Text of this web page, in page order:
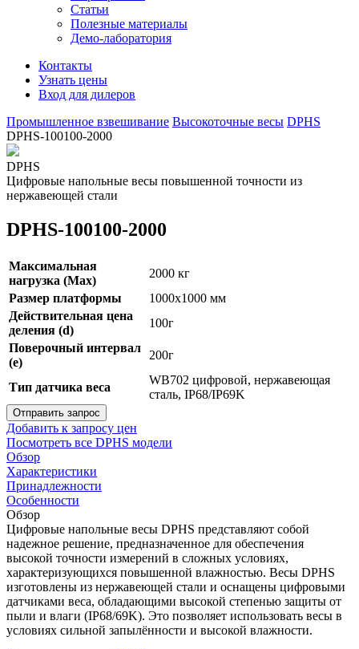
Статьи
Полезные материалы
Демо-лаборатория
Контакты
Узнать цены
Вход для дилеров
Промышленное взвешивание Высокоточные весы DPHS
DPHS-100100-2000
DPHS
Цифровые напольные весы повышенной точности из
нержавеющей стали
DPHS-100100-2000
Максимальная
нагрузка (Max)
2000 кг
Размер платформы
1000х1000 мм
Действительная цена
деления (d)
100г
Поверочный интервал
(e)
200г
Тип датчика веса
WB702 цифровой, нержавеющая
сталь, IP68/IP69K
Отправить запрос
Добавить к запросу цен
Посмотреть все DPHS модели
Обзор
Характеристики
Принадлежности
Особенности
Обзор
Цифровые напольные весы DPHS представляют собой
надежное решение, предназначенное для обеспечения
высокой точности измерений в сложных условиях,
характеризующихся повышенной влажностью. Весы DPHS
изготовлены из нержавеющей стали и оснащены цифровыми
датчиками веса, обладающими высокой степенью защиты от
пыли и влаги (IP68/69K). Это позволяет использовать весы в
условиях сильной запылённости и высокой влажности.